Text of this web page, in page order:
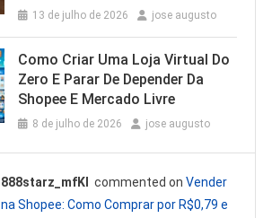
13 de julho de 2026 jose augusto
Como Criar Uma Loja Virtual Do
Zero E Parar De Depender Da
Shopee E Mercado Livre
8 de julho de 2026 jose augusto
888starz_mfKl commented onVender
na Shopee: Como Comprar por R$0,79 e